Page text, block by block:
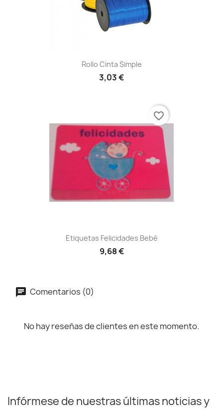
Rollo Cinta Simple
3,03 €
Etiquetas Felicidades Bebé
9,68 €
favorite_border
Comentarios (0)
No hay reseñas de clientes en este momento.
Infórmese de nuestras últimas noticias y